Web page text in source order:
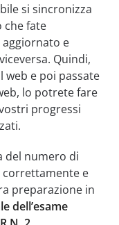
si sincronizza
che fate
aggiornato e
Quindi,
web e poi passate
lo potrete fare
progressi
del numero di
correttamente e
preparazione in
dell’esame